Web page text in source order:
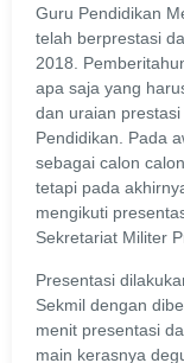
Guru Pendidikan
telah berprestasi
2018.
apa saja yang
dan uraian
Pendidikan. Pada
sebagai calon
tetapi pada
mengikuti
Sekretariat Militer
Presentasi
Sekmil dengan
menit presentasi
main kerasnya